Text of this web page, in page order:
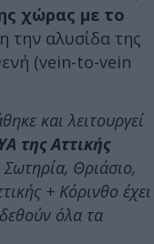
χώρας με το
την αλυσίδα της
(vein-to-vein
και λειτουργεί
της Αττικής
Θριάσιο,
+ Κόρινθο έχει
όλα τα